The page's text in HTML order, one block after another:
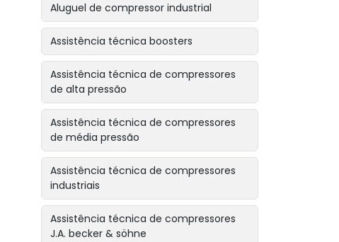
Aluguel de compressor industrial
Assistência técnica boosters
Assistência técnica de compressores
de alta pressão
Assistência técnica de compressores
de média pressão
Assistência técnica de compressores
industriais
Assistência técnica de compressores
J.A. becker & söhne